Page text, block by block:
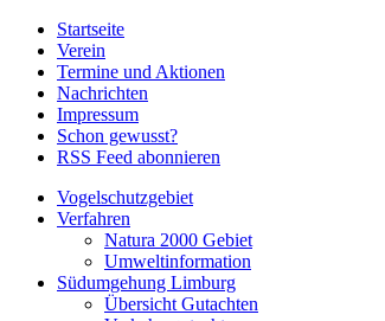
Startseite
Verein
Termine und Aktionen
Nachrichten
Impressum
Schon gewusst?
RSS Feed abonnieren
Vogelschutzgebiet
Verfahren
Natura 2000 Gebiet
Umweltinformation
Südumgehung Limburg
Übersicht Gutachten